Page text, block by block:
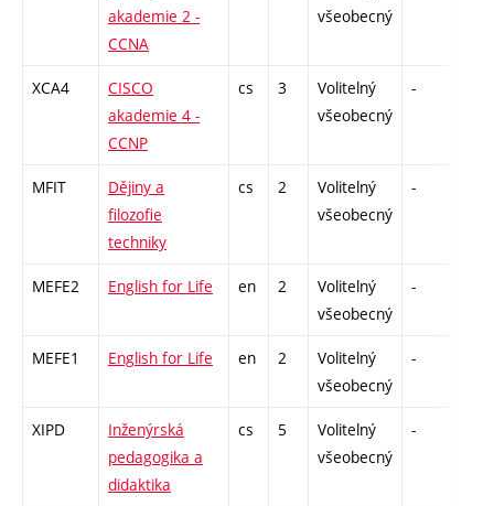
akademie 2 -
CCNA
všeobecný
XCA4
CISCO
akademie 4 -
CCNP
cs 3
Volitelný
všeobecný
-
MFIT
Dějiny a
filozofie
techniky
cs 2
Volitelný
všeobecný
-
MEFE2 English for Life en 2
Volitelný
všeobecný
-
MEFE1 English for Life en 2
Volitelný
všeobecný
-
XIPD
Inženýrská
pedagogika a
didaktika
cs 5
Volitelný
všeobecný
-